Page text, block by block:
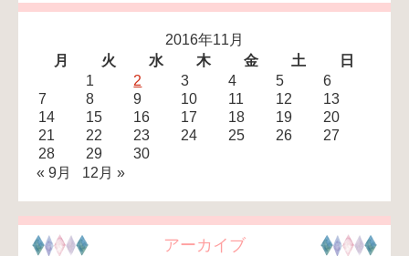
2016年11月
月
火 水 木 金 土
日
1
2 3 4 5
6
7
8 9 10 11 12
13
14
15 16 17 18 19
20
21
22 23 24 25 26
27
28
29
30
« 9月
12月 »
アーカイブ